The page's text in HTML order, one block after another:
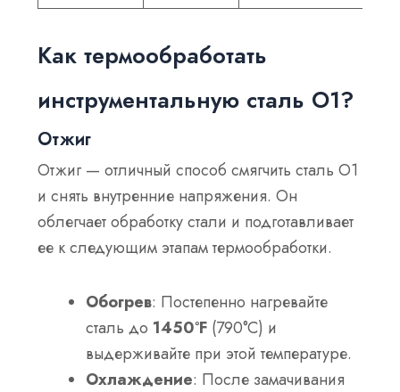
Как термообработать
инструментальную сталь O1?
Отжиг
Отжиг — отличный способ смягчить сталь O1
и снять внутренние напряжения. Он
облегчает обработку стали и подготавливает
ее к следующим этапам термообработки.
Обогрев: Постепенно нагревайте
сталь до 1450°F (790°C) и
выдерживайте при этой температуре.
Охлаждение: После замачивания